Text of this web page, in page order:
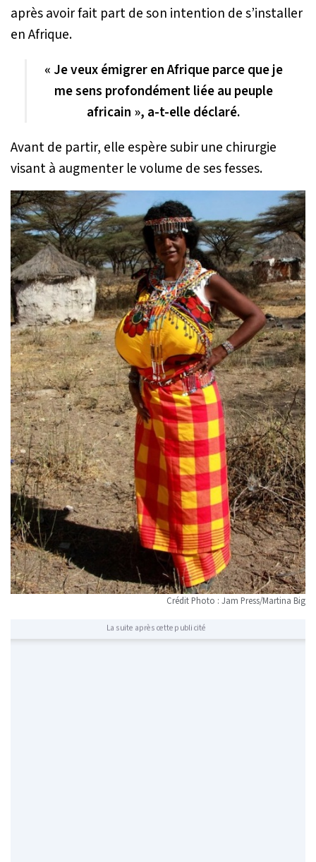
après avoir fait part de son intention de s’installer
en Afrique.
« Je veux émigrer en Afrique parce que je
me sens profondément liée au peuple
africain », a-t-elle déclaré.
Avant de partir, elle espère subir une chirurgie
visant à augmenter le volume de ses fesses.
Crédit Photo : Jam Press/Martina Big
La suite après cette publicité